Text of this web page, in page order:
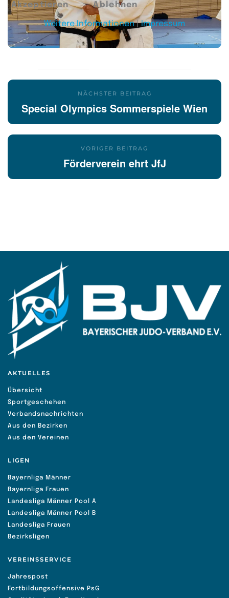
NÄCHSTER BEITRAG
Special Olympics Sommerspiele Wien
VORIGER BEITRAG
Förderverein ehrt JfJ
AKTUELLES
Übersicht
Sportgeschehen
Verbandsnachrichten
Aus den Bezirken
Aus den Vereinen
LIGEN
Bayernliga Männer
Bayernliga Frauen
Landesliga Männer Pool A
Landesliga Männer Pool B
Landesliga Frauen
Bezirksligen
VEREINSSERVICE
Jahrespost
Fortbildungsoffensive PsG
Akzeptieren Ablehnen
Weitere Informationen|Impressum